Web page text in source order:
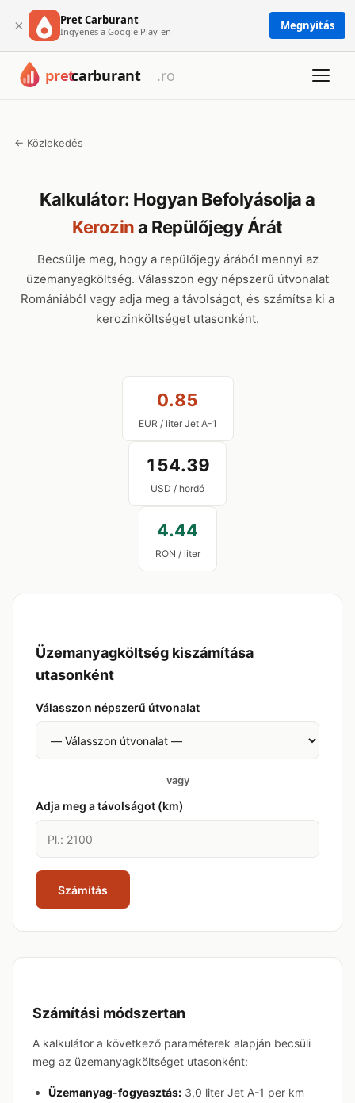
× Pret Carburant
Ingyenes a Google Play-en Megnyitás
← Közlekedés
Kalkulátor: Hogyan Befolyásolja a
Kerozina Repülőjegy Árát
Becsülje meg, hogy a repülőjegy árából mennyi az
üzemanyagköltség. Válasszon egy népszerű útvonalat
Romániából vagy adja meg a távolságot, és számítsa ki a
kerozinköltséget utasonként.
0.85
EUR / liter Jet A-1
154.39
USD / hordó
4.44
RON / liter
Üzemanyagköltség kiszámítása
utasonként
Válasszon népszerű útvonalat
vagy
Adja meg a távolságot (km)
Számítás
Számítási módszertan
A kalkulátor a következő paraméterek alapján becsüli
meg az üzemanyagköltséget utasonként:
Üzemanyag-fogyasztás: 3,0 liter Jet A-1 per km